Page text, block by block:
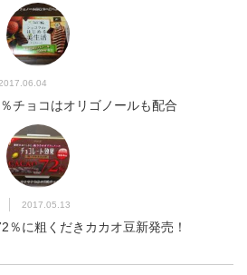
チョコはオリゴノールも配合
2017.05.13
％に粗くだきカカオ豆新発売！